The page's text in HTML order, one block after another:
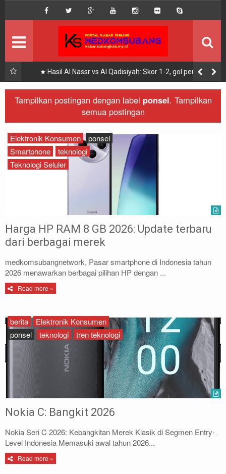
Hasil Al Nassr vs Al Qadisiyah: Skor 1-2, gol penalti
Cristiano Ronaldo diejek striker timnas Italia
Tampilkan postingan dengan label ponsel. Tampilkan
semua postingan
Harga HP RAM 8 GB 2026: Update terbaru
dari berbagai merek
medkomsubangnetwork, Pasar smartphone di Indonesia tahun
2026 menawarkan berbagai pilihan HP dengan ...
Read more »
Elektronik Konsumen
ponsel
Smartphone
teknologi
Teknologi Seluler
Nokia C: Bangkit 2026
Nokia Seri C 2026: Kebangkitan Merek Klasik di Segmen Entry-
Level Indonesia Memasuki awal tahun 2026...
Read more »
berita
Elektronik Konsumen
ponsel
teknologi tren teknologi
DISCLAIMER
MEGA MENU
INFO KEGIATAN
SEKILAS INFO